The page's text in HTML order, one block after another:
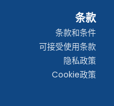
条款
条款和条件
可接受使用条款
隐私政策
Cookie政策